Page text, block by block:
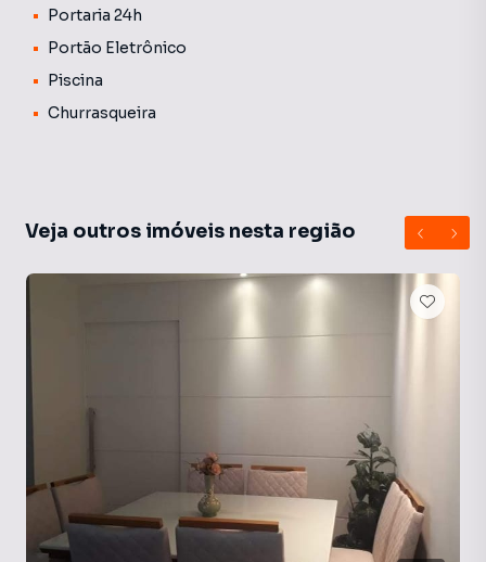
💡 Informações Importantes: O valor do condomínio
divulgado é uma média aproximada, podendo variar
conforme as despesas mensais do edifício. As tarifas de
água e gás não estão incluídas nessa média e geralmente
Portaria 24h
Portão Eletrônico
Piscina
Churrasqueira
Veja outros imóveis nesta região